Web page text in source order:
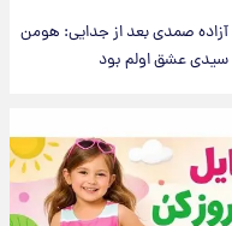
آزاده صمدی بعد از جدایی: هومن
سیدی عشق اولم بود